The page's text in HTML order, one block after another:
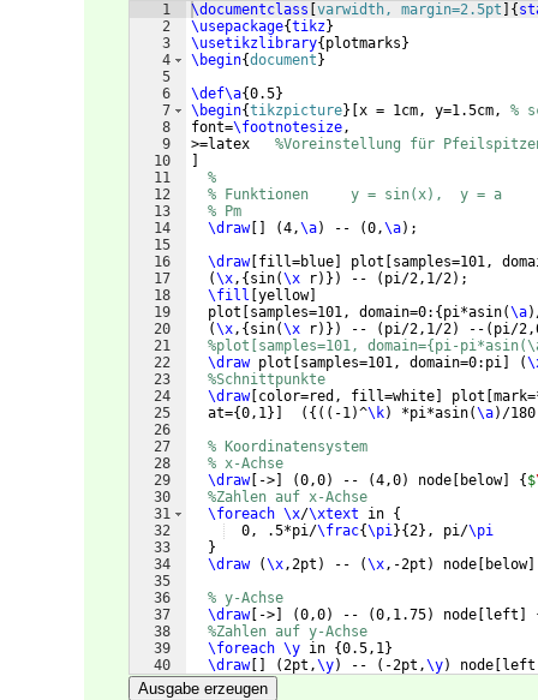
1
2
3
4
5
6
7
8
9
10
11
12
13
14
15
16
17
18
19
20
21
22
23
24
25
26
27
28
29
30
31
32
33
34
35
36
37
38
39
40
41
\documentclass varwidth, margin=2.5pt {
\usepackage{tikz}
\usetikzlibrary{ plotmarks }
\begin{document }
\def\a{0.5}
\begin{tikzpicture} x = 1cm, y=1.5cm, %
font=\footnotesize,
>=latex %Voreinstellung für
%
% Funktionen     y = sin(x),  y = a
% Pm
\draw[ (4,\a) -- (0,\a) ;
\draw[ fill=blue plot
samples=101,
(\x, { sin(\x r)}) -- ( pi/2,1/2) ;
\fill yellow]
  plot
samples=101, domain=0: { pi*asin(\a)
(\x, { sin(\x r)}) -- ( pi/2,1/2) -- ( pi/
%plot[samples=101, domain={pi-
\draw plot samples=101, domain=0:pi (
%Schnittpunkte
\draw[ color=red, fill=white plot
  at=
{0,1}] ({(( -1)^\k) *pi*asin(\a) /
% Koordinatensystem
% x-Achse
\draw[ -> (0,0) -- (4,0) node below] { $
%Zahlen auf x-Achse
\foreach \x/\xtext in {
  0, .5*pi/
\frac{\pi}{2} , pi/\pi
}
\draw
(\x,2pt ) -- (\x,-2pt ) node below]
% y-Achse
\draw[ -> (0,0) -- (0,1.75) node left
%Zahlen auf y-Achse
\foreach \y in {0.5,1}
\draw[ (2pt,\y) -- ( -2pt,\y) node
\end{tikzpicture
Ausgabe erzeugen